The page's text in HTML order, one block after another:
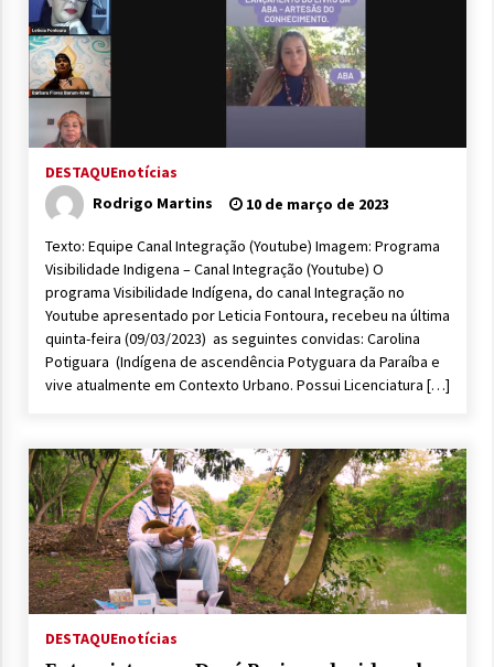
DESTAQUEnotícias
Rodrigo Martins
10 de março de 2023
Texto: Equipe Canal Integração (Youtube) Imagem: Programa
Visibilidade Indigena – Canal Integração (Youtube) O
programa Visibilidade Indígena, do canal Integração no
Youtube apresentado por Leticia Fontoura, recebeu na última
quinta-feira (09/03/2023) as seguintes convidas: Carolina
Potiguara (Indígena de ascendência Potyguara da Paraíba e
vive atualmente em Contexto Urbano. Possui Licenciatura […]
DESTAQUEnotícias